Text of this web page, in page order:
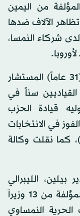
من اليمين
الآلاف ضدها
لدى شركاء النمسا،
وأصبح المحافط سيباستيان كورتز (31 عاماً) المستشار
سناً في
قيادة الحزب
في الانتخابات
كما نقلت وكالة
الليبرالي
المناصر للبيئة، بتنصيب الحكومة المؤلفة من 13 وزيراً
النمساوي